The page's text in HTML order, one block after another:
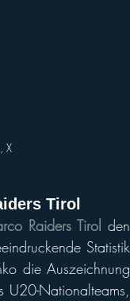
X
Tirol
Raiders Tirol den
Statistik
die Auszeichnung
Nationalteams,